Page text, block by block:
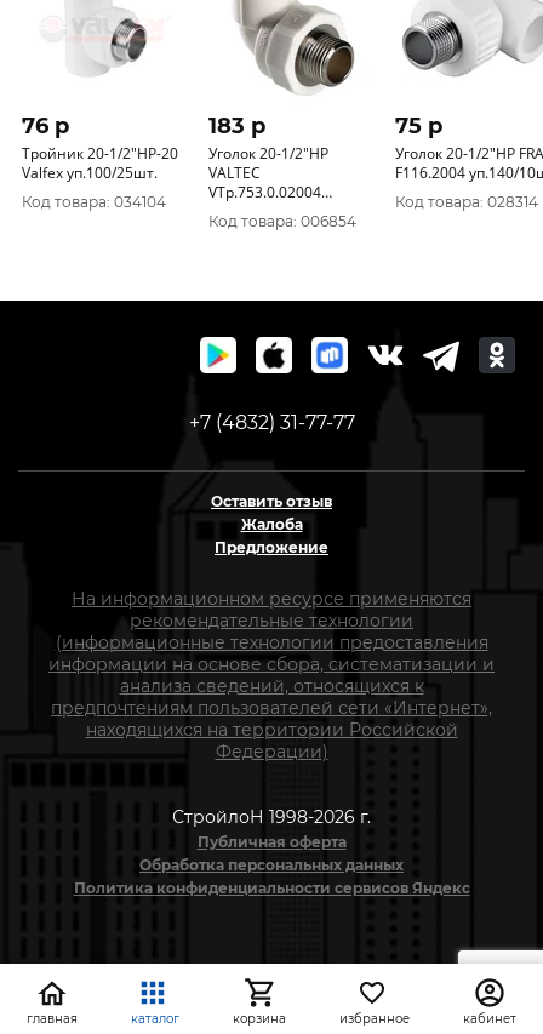
76 p
Тройник 20-1/2"НР-20
Valfex уп.100/25шт.
Код товара: 034104
183 p
Уголок 20-1/2"НР
VALTEC
VTp.753.0.02004
уп.260/10шт.
Код товара: 006854
75 p
Уголок 20-1/2"НР
F116.2004 уп.140/
Код товара: 028314
+7 (4832) 31-77-77
Оставить отзыв
Жалоба
Предложение
На информационном ресурсе применяются
рекомендательные технологии
(информационные технологии предоставления
информации на основе сбора, систематизации и
анализа сведений, относящихся к
предпочтениям пользователей сети «Интернет»,
находящихся на территории Российской
Федерации)
СтройлоН 1998-2026 г.
Публичная оферта
Обработка персональных данных
Политика конфиденциальности сервисов Яндекс
главная каталог корзина избранное кабинет